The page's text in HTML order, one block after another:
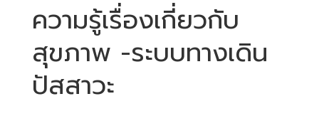
ความรู้เรื่องเกี่ยวกับ
สุขภาพ -ระบบทางเดิน
ปัสสาวะ